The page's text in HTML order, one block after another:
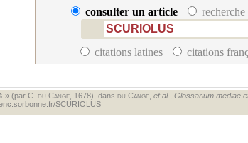
consulter un article
citations latines citations
» (par C. du Cange, 1678), dans du Cange, et al. Glossarium mediae
SCURIOLUS